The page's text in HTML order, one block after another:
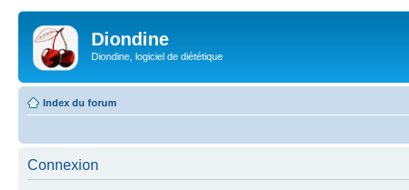
Diondine
Diondine, logiciel de diététique
Index du forum
Connexion